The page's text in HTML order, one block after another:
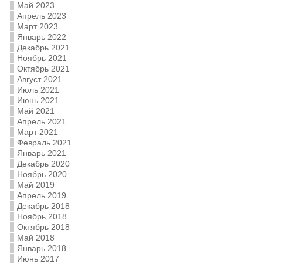
Май 2023
Апрель 2023
Март 2023
Январь 2022
Декабрь 2021
Ноябрь 2021
Октябрь 2021
Август 2021
Июль 2021
Июнь 2021
Май 2021
Апрель 2021
Март 2021
Февраль 2021
Январь 2021
Декабрь 2020
Ноябрь 2020
Май 2019
Апрель 2019
Декабрь 2018
Ноябрь 2018
Октябрь 2018
Май 2018
Январь 2018
Июнь 2017